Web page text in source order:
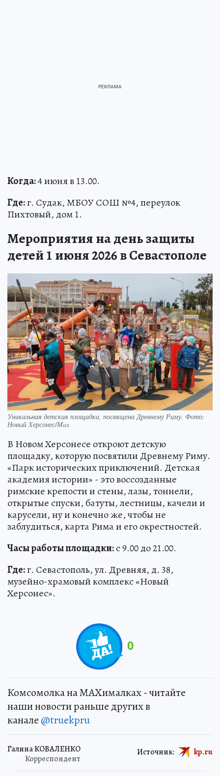
Когда:4 июня в 13.00.
Где:г. Судак, МБОУ СОШ №4, переулок
Пихтовый, дом 1.
Мероприятия на день защиты
детей 1 июня 2026 в Севастополе
Уникальная детская площадка, посвящена Древнему Риму. Фото:
Новый Херсонес/Max
В Новом Херсонесе откроют детскую
площадку, которую посвятили Древнему Риму.
«Парк исторических приключений. Детская
академия истории» - это воссозданные
римские крепости и стены, лазы, тоннели,
открытые спуски, батуты, лестницы, качели и
карусели, ну и конечно же, чтобы не
заблудиться, карта Рима и его окрестностей.
Часы работы площадки:с 9.00 до 21.00.
Где:г. Севастополь, ул. Древняя, д. 38,
музейно-храмовый комплекс «Новый
Херсонес».
0
Комсомолка на MAXималках - читайте
наши новости раньше других в
канале @truekpru
Галина КОВАЛЕНКО
Корреспондент
Источник: kp.ru